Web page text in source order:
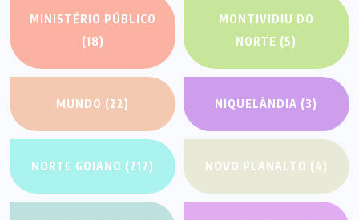
MINISTÉRIO PÚBLICO
(18)
MONTIVIDIU DO
NORTE (5)
MUNDO (22) NIQUELÂNDIA (3)
NORTE GOIANO (217) NOVO PLANALTO (4)